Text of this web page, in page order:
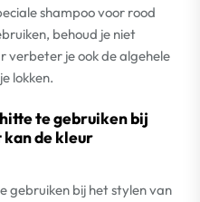
shampoo voor rood
behoud je niet
verbeter je ook de algehele
lokken.
te gebruiken bij
kan de kleur
gebruiken bij het stylen van